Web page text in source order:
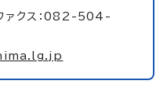
クス：082-504-